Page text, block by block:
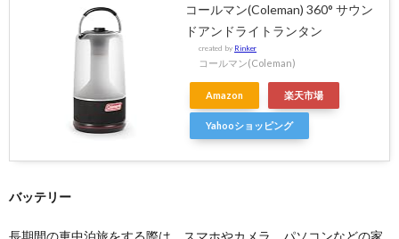
コールマン(Coleman) 360° サウン
ドアンドライトランタン
created by Rinker
コールマン(Coleman)
Amazon 楽天市場
Yahooショッピング
バッテリー
長期間の車中泊旅をする際は、スマホやカメラ、パソコンなどの家